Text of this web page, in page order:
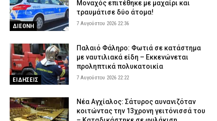
ΔΙΕΘΝΗ
Μοναχός επιτέθηκε με μαχαίρι και
τραυμάτισε δύο άτομα!
7 Αυγούστου 2026 22:36
ΕΙΔΗΣΕΙΣ
Παλαιό Φάληρο: Φωτιά σε κατάστημα
με ναυτιλιακά είδη – Εκκενώνεται
προληπτικά πολυκατοικία
7 Αυγούστου 2026 22:22
Νέα Αγχίαλος: Σάτυρος αυνανιζόταν
κοιτώντας την 13χρονη γειτόνισσά του